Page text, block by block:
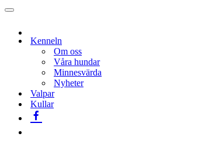
Navigeringsmeny
Kenneln
Om oss
Våra hundar
Minnesvärda
Nyheter
Valpar
Kullar